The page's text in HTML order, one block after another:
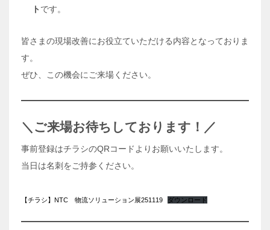
ト です。
皆さまの現場改善にお役立ていただける内容となっておりま
す。
ぜひ、この機会にご来場ください。
＼ご来場お待ちしております！／
事前登録はチラシのQRコードよりお願いいたします。
当日は名刺をご持参ください。
【チラシ】NTC 物流ソリューション展251119 ダウンロード